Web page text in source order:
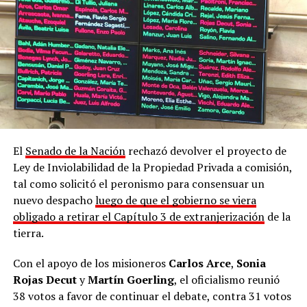
Marcha contra la Ley de Tierras en Posadas
Durante la lectura de un documento colectivo, los
presentes hicieron referencia a los datos del
país reúne un total de 13 millones de hectáreas en
manos extranjeras, el equivalente a cuatro veces la
superficie de Corrientes y Misiones, siendo esta última la
El Senado de la Naciónrechazó devolver el proyecto de
Ley de Inviolabilidad de la Propiedad Privada a comisión,
tal como solicitó el peronismo para consensuar un
nuevo despacholuego de que el gobierno se viera
obligado a retirar el Capítulo 3 de extranjerizaciónde la
tierra.
Con el apoyo de los misioneros Carlos Arce, Sonia
Rojas DecutyMartín Goerling, el oficialismo reunió
38 votos a favor de continuar el debate, contra 31 votos